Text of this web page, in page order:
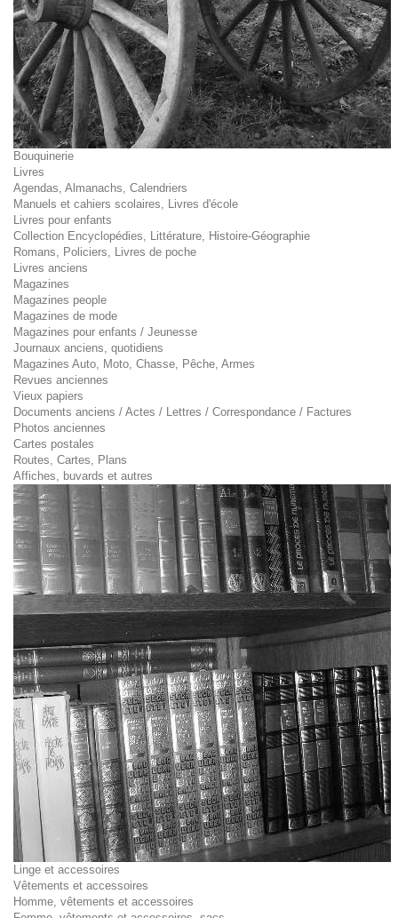
Bouquinerie
Livres
Agendas, Almanachs, Calendriers
Manuels et cahiers scolaires, Livres d'école
Livres pour enfants
Collection Encyclopédies, Littérature, Histoire-Géographie
Romans, Policiers, Livres de poche
Livres anciens
Magazines
Magazines people
Magazines de mode
Magazines pour enfants / Jeunesse
Journaux anciens, quotidiens
Magazines Auto, Moto, Chasse, Pêche, Armes
Revues anciennes
Vieux papiers
Documents anciens / Actes / Lettres / Correspondance / Factures
Photos anciennes
Cartes postales
Routes, Cartes, Plans
Affiches, buvards et autres
Linge et accessoires
Vêtements et accessoires
Homme, vêtements et accessoires